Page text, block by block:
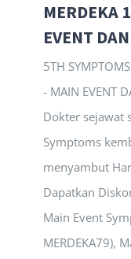
MERDEKA
EVENT
5TH
- MAIN EVENT
Dokter sejawat
Symptoms
menyambut
Dapatkan
Main Event
MERDEKA79),